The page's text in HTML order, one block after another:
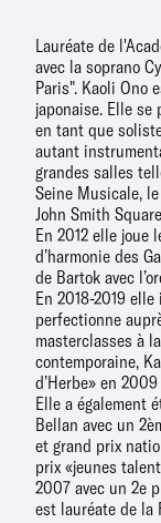
Lauréate de
avec la soprano
Paris". Kaoli Ono
japonaise. Elle se
en tant que
autant
grandes salles
Seine Musicale,
John Smith
En 2012 elle joue
d’harmonie des
de Bartok avec
En 2018-2019
perfectionne
masterclasses à
contemporaine,
d’Herbe» en
Elle a également
Bellan avec un
et grand prix
prix «jeunes
2007 avec un 2e
est lauréate de la